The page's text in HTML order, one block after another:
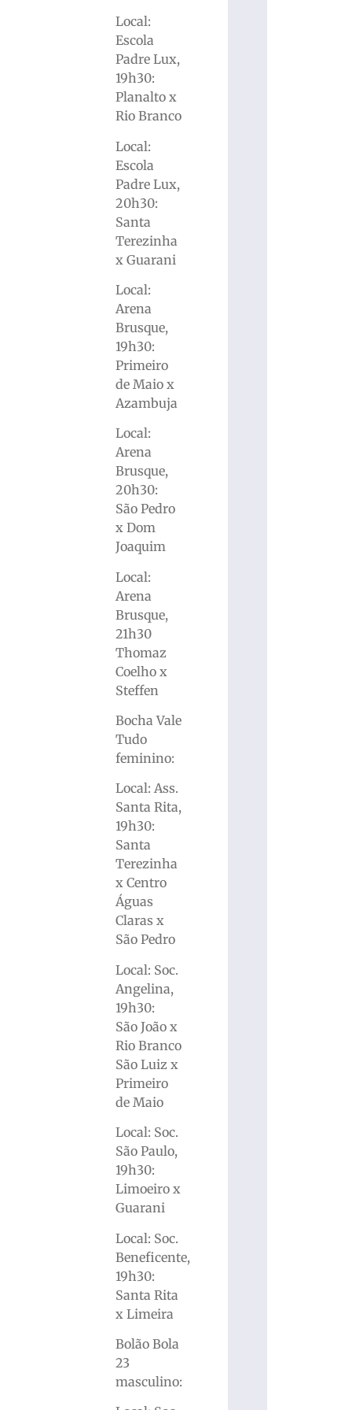
Local:
Escola
Padre Lux,
19h30:
Planalto x
Rio Branco
Local:
Escola
Padre Lux,
20h30:
Santa
Terezinha
x Guarani
Local:
Arena
Brusque,
19h30:
Primeiro
de Maio x
Azambuja
Local:
Arena
Brusque,
20h30:
São Pedro
x Dom
Joaquim
Local:
Arena
Brusque,
21h30
Thomaz
Coelho x
Steffen
Bocha Vale
Tudo
feminino:
Local: Ass.
Santa Rita,
19h30:
Santa
Terezinha
x Centro
Águas
Claras x
São Pedro
Local: Soc.
Angelina,
19h30:
São João x
Rio Branco
São Luiz x
Primeiro
de Maio
Local: Soc.
São Paulo,
19h30:
Limoeiro x
Guarani
Local: Soc.
Beneficente,
19h30:
Santa Rita
x Limeira
Bolão Bola
23
masculino: